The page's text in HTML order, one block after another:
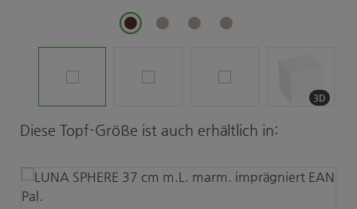
3D
Produktgalerie überspringen
Diese Topf-Größe ist auch erhältlich in: